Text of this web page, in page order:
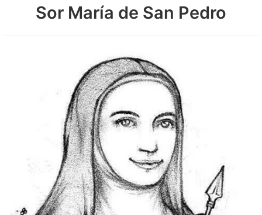
Sor María de San Pedro